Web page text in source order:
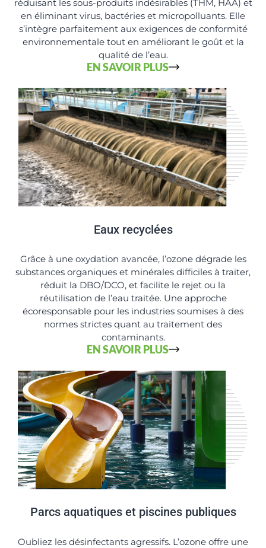
réduisant les sous-produits indésirables (THM, HAA) et
en éliminant virus, bactéries et micropolluants. Elle
s’intègre parfaitement aux exigences de conformité
environnementale tout en améliorant le goût et la
qualité de l’eau.
EN SAVOIR PLUS
Eaux recyclées
Grâce à une oxydation avancée, l’ozone dégrade les
substances organiques et minérales difficiles à traiter,
réduit la DBO/DCO, et facilite le rejet ou la
réutilisation de l’eau traitée. Une approche
écoresponsable pour les industries soumises à des
normes strictes quant au traitement des
contaminants.
EN SAVOIR PLUS
Parcs aquatiques et piscines publiques
Oubliez les désinfectants agressifs. L’ozone offre une